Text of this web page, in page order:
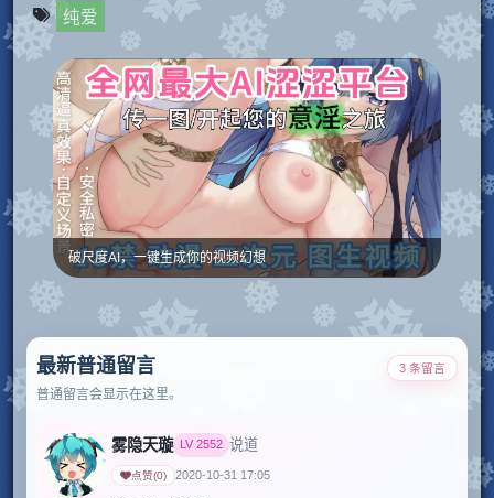
纯爱
破尺度AI，一键生成你的视频幻想
最新普通留言
普通留言会显示在这里。
3 条留言
雾隐天璇 LV2552 说道
点赞(0) 2020-10-31 17:05